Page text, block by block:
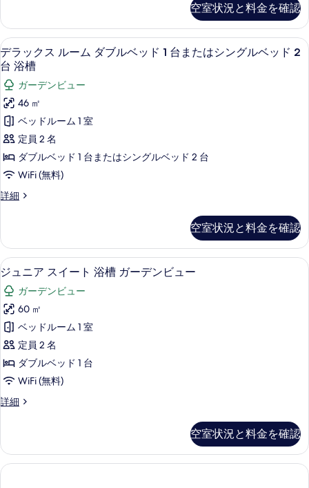
て
の
写
真
を
表
示
す
る
細
ベ
ッ
ド
1
台
ま
た
は
シ
ン
グ
ベ
ッ
ド
2
台
バ
ル
コ
ニ
ー
べ
て
ア
ル
ー
ム
ダ
ブ
ル
ベ
ッ
ド
台
ま
は
ル
ベ
ッ
ド
台
バ
ル
コ
ニ
の
詳
細
空室状況と料金を確認
デ
ラ
ッ
ク
ス
ル
ー
ム
ダ
ベ
ッ
ド
台
ま
た
は
シ
ン
ベ
ッ
デラックス ルーム ダブルベッド 1
8
デラックス ルーム ダブルベッド 1 台またはシングルベッド 2
台 浴槽
ガーデンビュー
46 ㎡
ベッドルーム 1 室
定員 2 名
ダブルベッド 1 台またはシングルベッド 2 台
WiFi (無料)
詳細
デ
ス
ル
ー
ダ
ブ
ル
ベ
ッ
ド
台
た
ン
グ
ル
空室状況と料金を確認
ジ
ュ
ニ
ア
ス
イ
ー
ト
浴
ガ
ー
ジュニア スイート 浴槽 ガーデンビ
7
ジュニア スイート 浴槽 ガーデンビュー
ガーデンビュー
60 ㎡
ベッドルーム 1 室
定員 2 名
ダブルベッド 1 台
WiFi (無料)
詳細
ジ
ス
イ
ー
空室状況と料金を確認